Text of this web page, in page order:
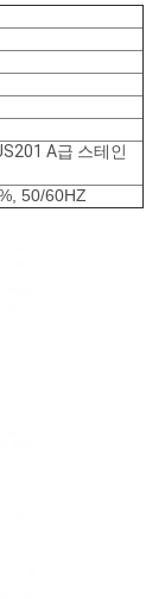
A급 스테인
50/60HZ